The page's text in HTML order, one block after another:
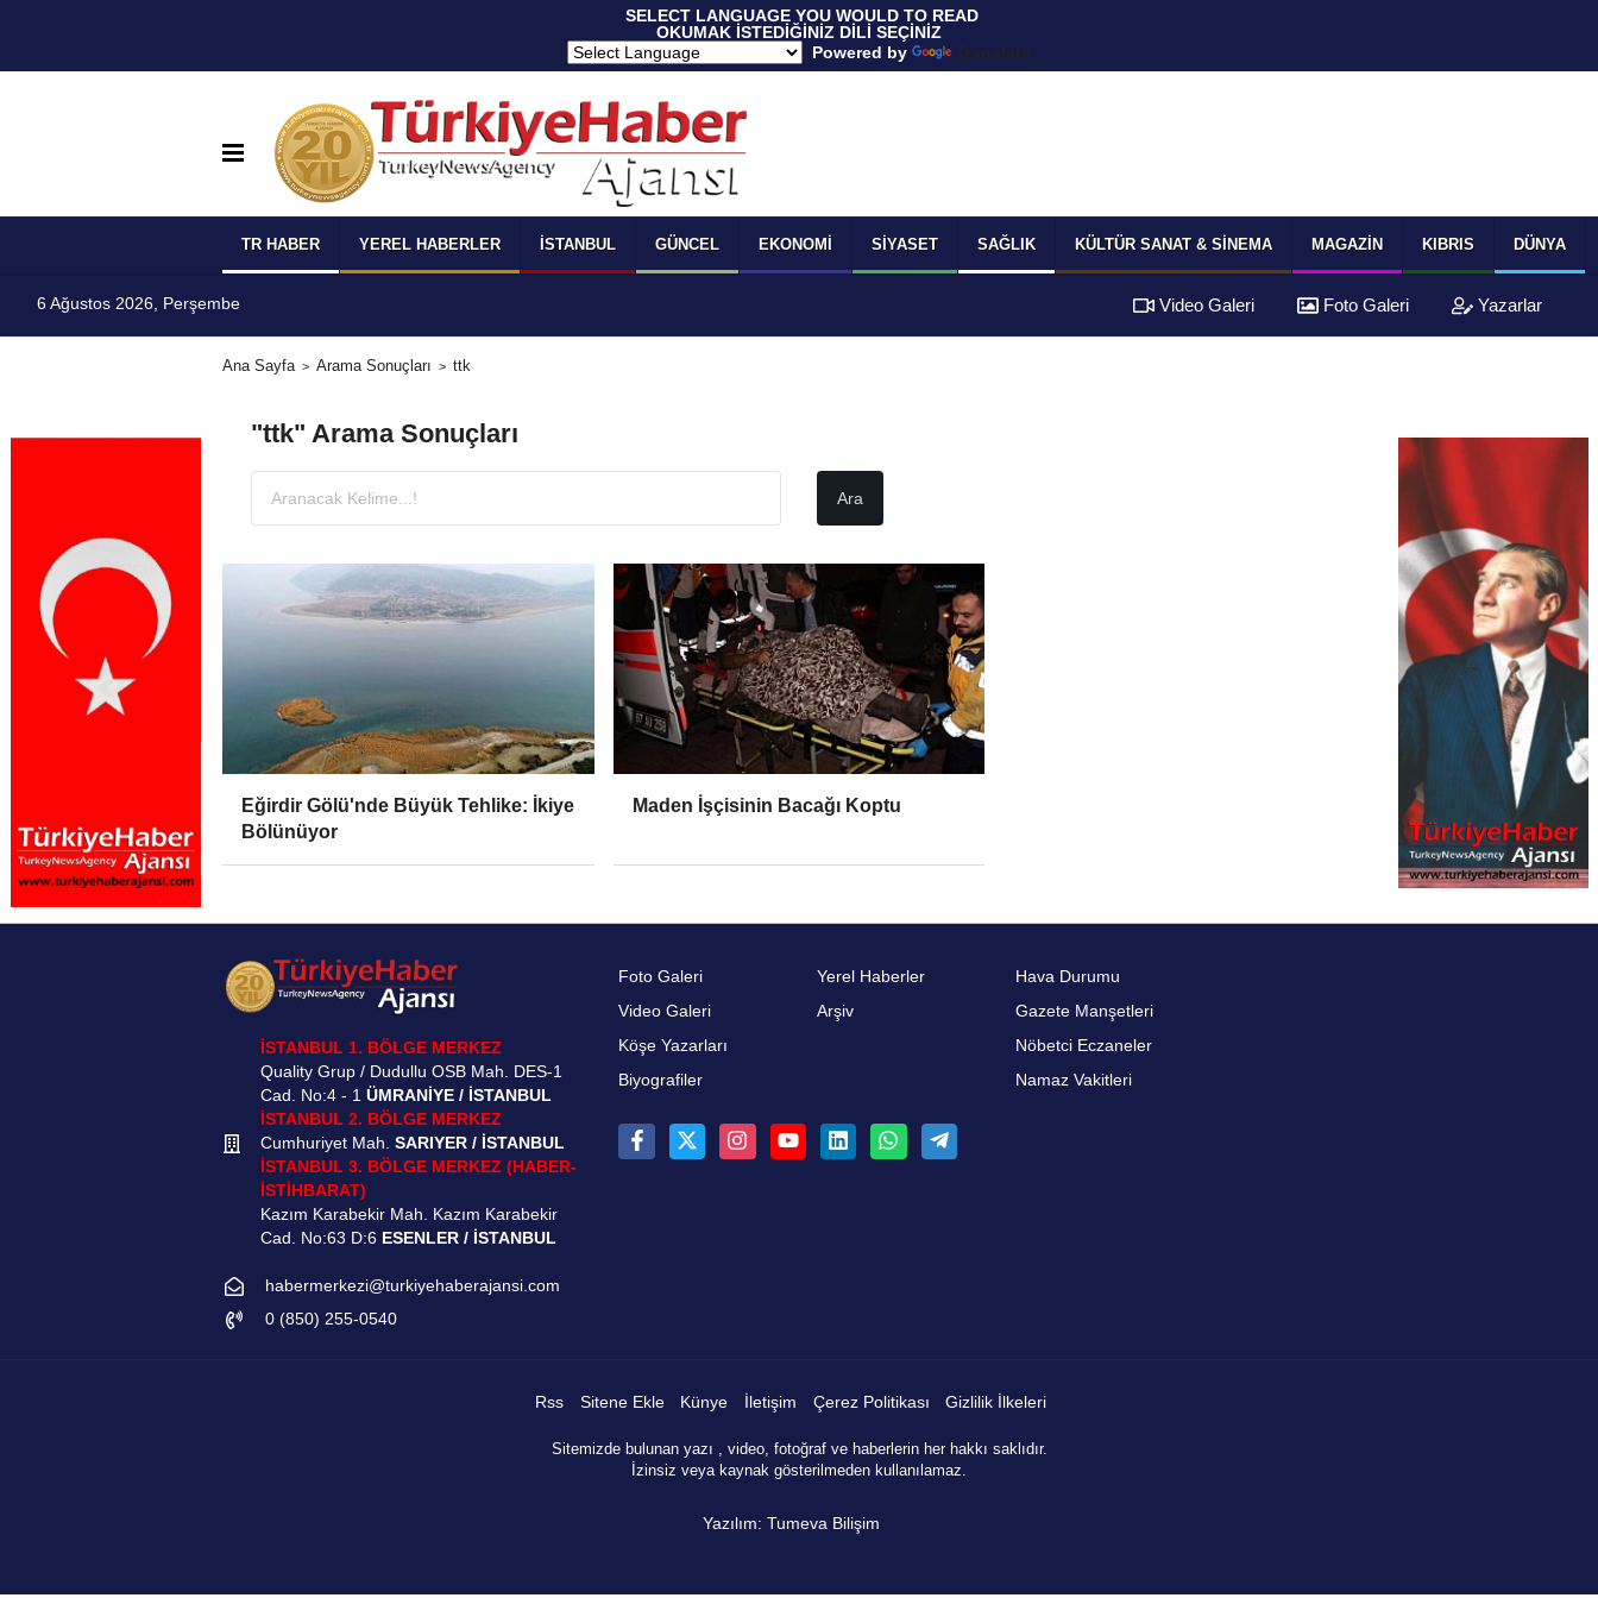
SELECT LANGUAGE YOU WOULD TO READ
OKUMAK İSTEDİĞİNİZ DİLİ SEÇİNİZ
Powered by
Translate
TR HABER YEREL HABERLER İSTANBUL GÜNCEL EKONOMI SIYASET SAĞLIK KÜLTÜR SANAT & SINEMA MAGAZIN KIBRIS DÜNYA
6 Ağustos 2026, Perşembe Video Galeri Foto Galeri Yazarlar
Ana Sayfa Arama Sonuçları ttk
"ttk" Arama Sonuçları
Eğirdir Gölü'nde Büyük Tehlike: İkiye
Bölünüyor
Maden İşçisinin Bacağı Koptu
İSTANBUL 1. BÖLGE MERKEZ
Quality Grup / Dudullu OSB Mah. DES-1
Cad. No:4 - 1 ÜMRANİYE / İSTANBUL
İSTANBUL 2. BÖLGE MERKEZ
Cumhuriyet Mah. SARIYER / İSTANBUL
İSTANBUL 3. BÖLGE MERKEZ (HABER-
İSTİHBARAT)
Kazım Karabekir Mah. Kazım Karabekir
Cad. No:63 D:6 ESENLER / İSTANBUL
habermerkezi@turkiyehaberajansi.com
0 (850) 255-0540
Foto Galeri
Video Galeri
Köşe Yazarları
Biyografiler
Yerel Haberler
Arşiv
Hava Durumu
Gazete Manşetleri
Nöbetci Eczaneler
Namaz Vakitleri
Rss Sitene Ekle Künye İletişim Çerez Politikası Gizlilik İlkeleri
Sitemizde bulunan yazı , video, fotoğraf ve haberlerin her hakkı saklıdır.
İzinsiz veya kaynak gösterilmeden kullanılamaz.
Yazılım: Tumeva Bilişim